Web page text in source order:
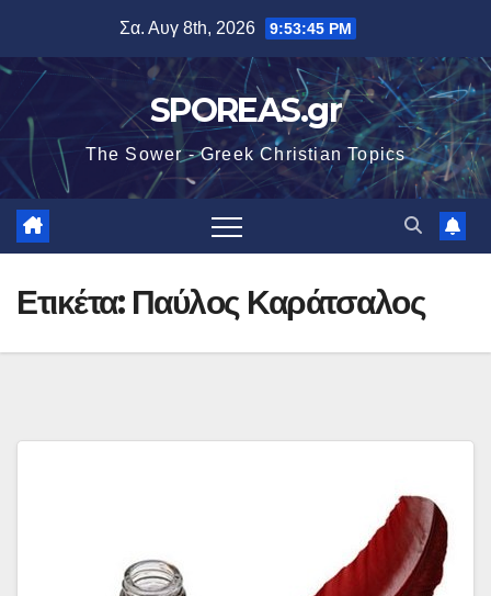
περιεχόμενο
Σα. Αυγ 8th, 2026 9:53:46 PM
SPOREAS.gr
The Sower - Greek Christian Topics
Ετικέτα: Παύλος Καράτσαλος